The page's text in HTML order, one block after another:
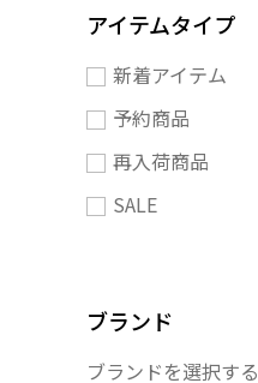
アイテムタイプ
新着アイテム
予約商品
再入荷商品
SALE
ブランド
ブランドを選択する